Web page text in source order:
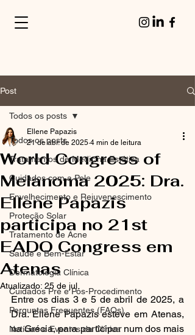
Post
Todos os posts
Tratamentos de Medicina Estética
Cuidados com a Pele
Envelhecimento e Rejuvenescimento
Proteção Solar
Tratamento de Acne
Saúde e Bem-Estar
Dermatologia Clínica
Cuidados Pré e Pós-Procedimento
Perguntas Frequentes (FAQs)
Notícias e Eventos da Clínica
Todos os posts
World Congress of
Melanoma 2025: Dra.
Ellene Papazis
participa no 21st
EADO Congress em
Atenas
Ellene Papazis
21 de abr. de 2025 4 min de leitura
Atualizado: 25 de jul.
Entre os dias 3 e 5 de abril de 2025, a
Dra. Ellene Papazis esteve em Atenas,
na Grécia, para participar num dos mais